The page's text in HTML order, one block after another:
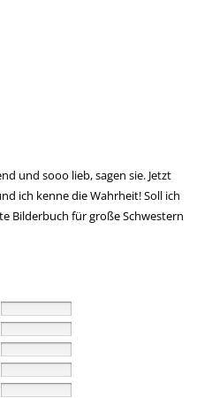
und sooo lieb, sagen sie. Jetzt
ich kenne die Wahrheit! Soll ich
Bilderbuch für große Schwestern